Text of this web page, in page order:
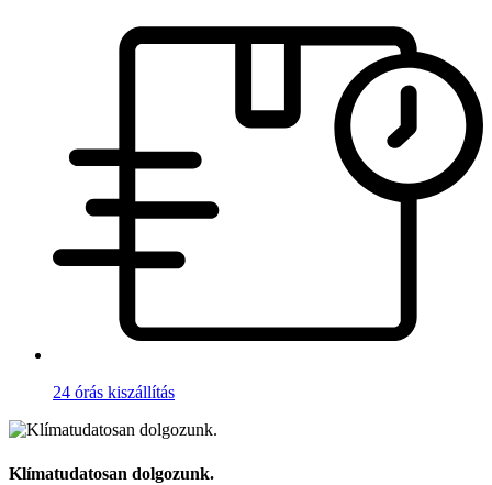
24 órás kiszállítás
Klímatudatosan dolgozunk.